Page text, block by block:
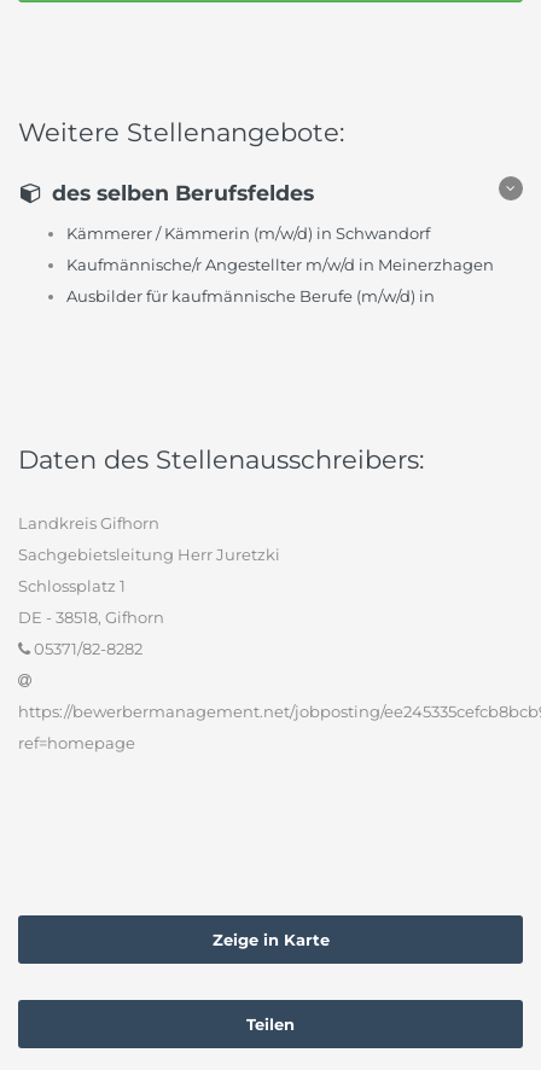
Weitere Stellenangebote:
des selben Berufsfeldes
Kämmerer / Kämmerin (m/w/d) in Schwandorf
Kaufmännische/r Angestellter m/w/d in Meinerzhagen
Ausbilder für kaufmännische Berufe (m/w/d) in
Daten des Stellenausschreibers:
Landkreis Gifhorn
Sachgebietsleitung Herr Juretzki
Schlossplatz 1
DE - 38518, Gifhorn
05371/82-8282
https://bewerbermanagement.net/jobposting/
ref=homepage
Zeige in Karte
Teilen